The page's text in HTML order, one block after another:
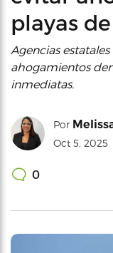
playas
Agencias
ahogamientos
inmediatas.
Por
Oct 5, 2025
0